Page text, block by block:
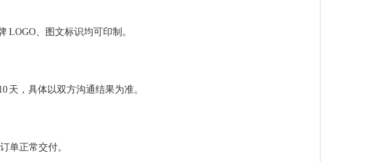
LOGO、图文标识均可印制。
天，具体以双方沟通结果为准。
单正常交付。